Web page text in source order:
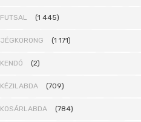
FUTSAL (1 445)
JÉGKORONG (1 171)
KENDÓ (2)
KÉZILABDA (709)
KOSÁRLABDA (784)